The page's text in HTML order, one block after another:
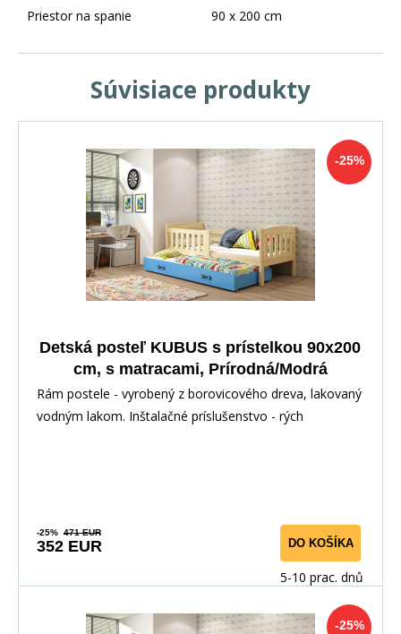
Priestor na spanie 90 x 200 cm
Súvisiace produkty
-25%
Detská posteľ KUBUS s prístelkou 90x200
cm, s matracami, Prírodná/Modrá
Rám postele - vyrobený z borovicového dreva, lakovaný
vodným lakom. Inštalačné príslušenstvo - rých
-25% 471 EUR
352 EUR DO KOŠÍKA
5-10 prac. dnů
-25%